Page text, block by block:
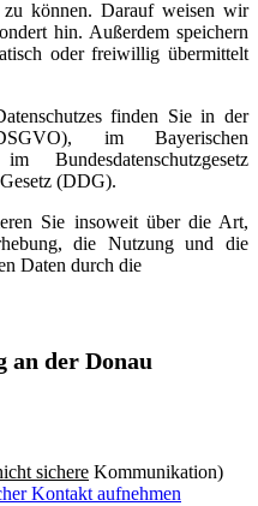
zu können. Darauf weisen wir
hin. Außerdem speichern
oder freiwillig übermittelt
finden Sie in der
im Bayerischen
Bundesdatenschutzgesetz
(DDG).
Sie insoweit über die Art,
die Nutzung und die
Daten durch die
an der Donau
sichere Kommunikation)
Kontakt aufnehmen